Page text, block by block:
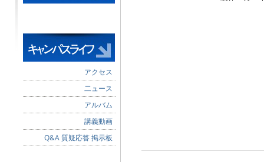
アクセス
二ュース
アルバム
講義動画
Q&A 質疑応答 掲示板